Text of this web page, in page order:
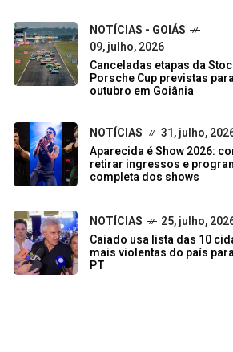
NOTÍCIAS - GOIÁS
09, julho, 2026
Canceladas etapas da
Porsche Cup previstas
outubro em Goiânia
NOTÍCIAS
31, julho,
Aparecida é Show 2026:
retirar ingressos e
completa dos shows
NOTÍCIAS
25, julho,
Caiado usa lista das 10
mais violentas do país
PT